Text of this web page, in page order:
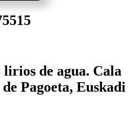
de agua. Cala
Pagoeta, Euskadi